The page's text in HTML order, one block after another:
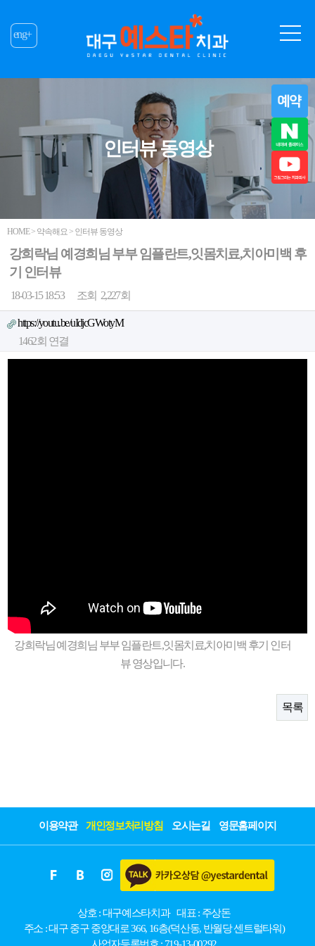
eng+
인터뷰 동영상
HOME > 약속해요 > 인터뷰 동영상
강희락님 예경희님 부부 임플란트,잇몸치료,치아미백 후
기 인터뷰
18-03-15 18:53 조회 2,227회
https://youtu.be/uIdjcGWotyM
1462회 연결
강희락님 예경희님 부부 임플란트,잇몸치료,치아미백 후기 인터
뷰 영상입니다.
목록
이용약관 개인정보처리방침 오시는길 영문홈페이지
상호 : 대구예스타치과
대표 : 주상돈
주소 : 대구 중구 중앙대로 366, 16층(덕산동, 반월당 센트럴타워)